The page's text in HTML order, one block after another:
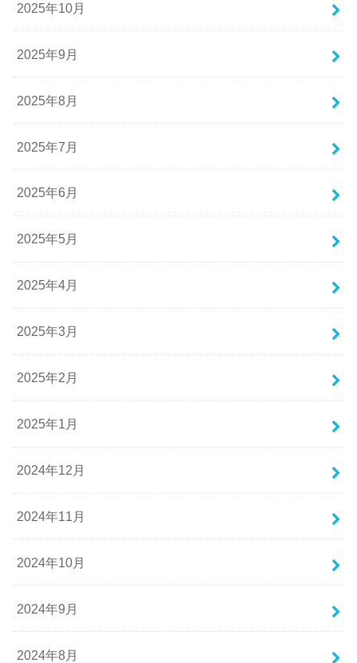
2025年10月
2025年9月
2025年8月
2025年7月
2025年6月
2025年5月
2025年4月
2025年3月
2025年2月
2025年1月
2024年12月
2024年11月
2024年10月
2024年9月
2024年8月